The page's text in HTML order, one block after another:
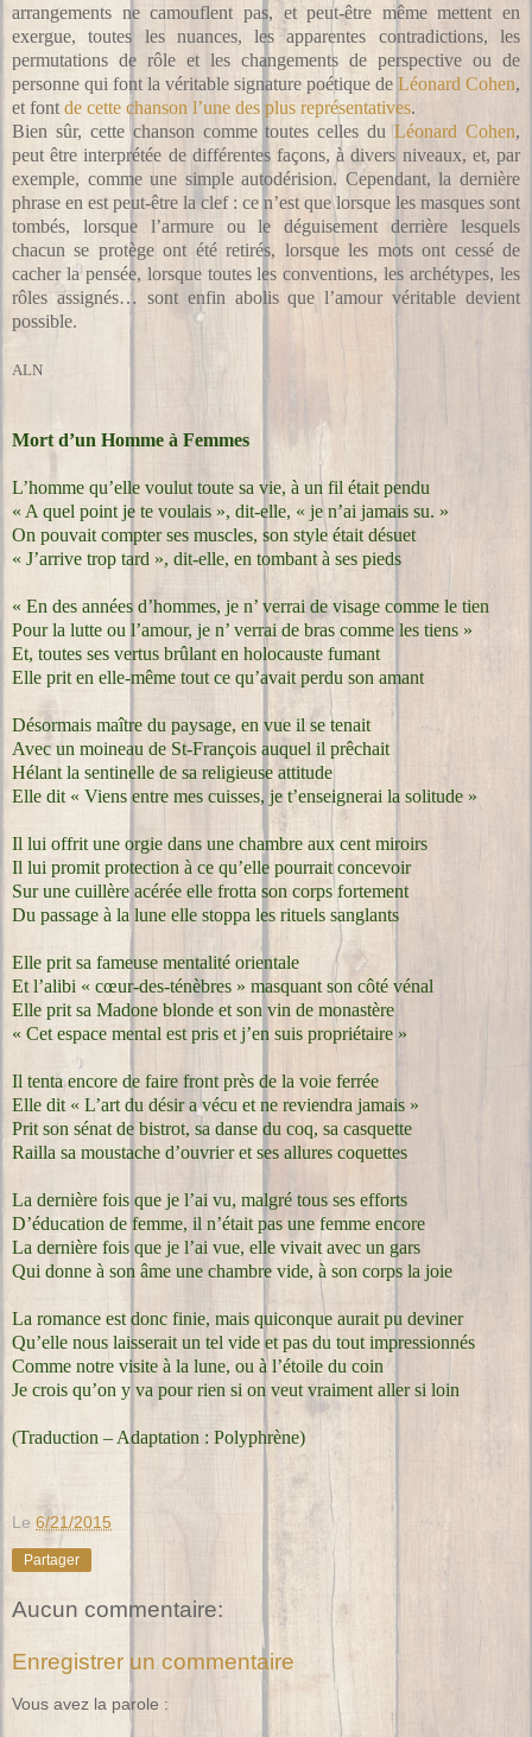
arrangements ne camouflent pas, et peut-être même mettent en
exergue, toutes les nuances, les apparentes contradictions, les
permutations de rôle et les changements de perspective ou de
personne qui font la véritable signature poétique de Léonard Cohen,
et font de cette chanson l’une des plus représentatives.
Bien sûr, cette chanson comme toutes celles duLéonard Cohen,
peut être interprétée de différentes façons, à divers niveaux, et, par
exemple, comme une simple autodérision. Cependant, la dernière
phrase en est peut-être la clef : ce n’est que lorsque les masques sont
tombés, lorsque l’armure ou le déguisement derrière lesquels
chacun se protège ont été retirés, lorsque les mots ont cessé de
cacher la pensée, lorsque toutes les conventions, les archétypes, les
rôles assignés… sont enfin abolis que l’amour véritable devient
possible.
ALN
Mort d’un Homme à Femmes
L’homme qu’elle voulut toute sa vie, à un fil était pendu
« A quel point je te voulais », dit-elle, « je n’ai jamais su. »
On pouvait compter ses muscles, son style était désuet
« J’arrive trop tard », dit-elle, en tombant à ses pieds
« En des années d’hommes, je n’ verrai de visage comme le tien
Pour la lutte ou l’amour, je n’ verrai de bras comme les tiens »
Et, toutes ses vertus brûlant en holocauste fumant
Elle prit en elle-même tout ce qu’avait perdu son amant
Désormais maître du paysage, en vue il se tenait
Avec un moineau de St-François auquel il prêchait
Hélant la sentinelle de sa religieuse attitude
Elle dit « Viens entre mes cuisses, je t’enseignerai la solitude »
Il lui offrit une orgie dans une chambre aux cent miroirs
Il lui promit protection à ce qu’elle pourrait concevoir
Sur une cuillère acérée elle frotta son corps fortement
Du passage à la lune elle stoppa les rituels sanglants
Elle prit sa fameuse mentalité orientale
Et l’alibi « cœur-des-ténèbres » masquant son côté vénal
Elle prit sa Madone blonde et son vin de monastère
« Cet espace mental est pris et j’en suis propriétaire »
Il tenta encore de faire front près de la voie ferrée
Elle dit « L’art du désir a vécu et ne reviendra jamais »
Prit son sénat de bistrot, sa danse du coq, sa casquette
Railla sa moustache d’ouvrier et ses allures coquettes
La dernière fois que je l’ai vu, malgré tous ses efforts
D’éducation de femme, il n’était pas une femme encore
La dernière fois que je l’ai vue, elle vivait avec un gars
Qui donne à son âme une chambre vide, à son corps la joie
La romance est donc finie, mais quiconque aurait pu deviner
Qu’elle nous laisserait un tel vide et pas du tout impressionnés
Comme notre visite à la lune, ou à l’étoile du coin
Je crois qu’on y va pour rien si on veut vraiment aller si loin
(Traduction – Adaptation : Polyphrène)
Le 6/21/2015
Partager
Aucun commentaire:
Enregistrer un commentaire
Vous avez la parole :